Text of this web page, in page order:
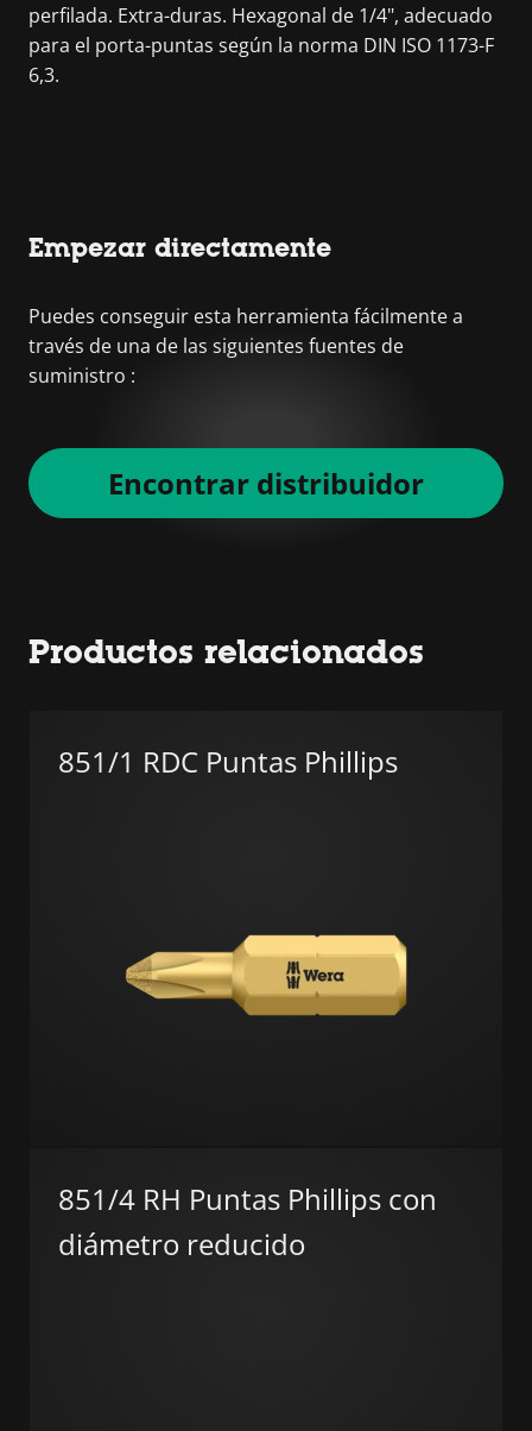
perfilada. Extra-duras. Hexagonal de 1/4", adecuado
para el porta-puntas según la norma DIN ISO 1173-F
6,3.
Empezar directamente
Puedes conseguir esta herramienta fácilmente a
través de una de las siguientes fuentes de
suministro :
Encontrar distribuidor
Productos relacionados
851/1 RDC Puntas Phillips
851/4 RH Puntas Phillips con
diámetro reducido